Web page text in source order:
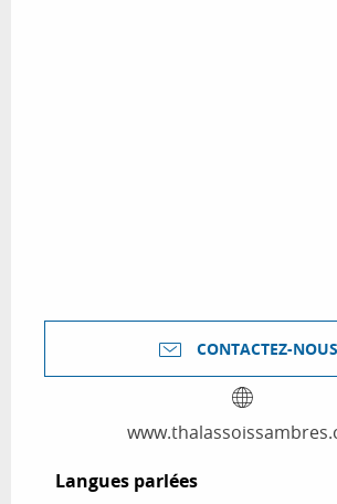
CONTACTEZ-NOUS
Langues parlées
Langues parlées